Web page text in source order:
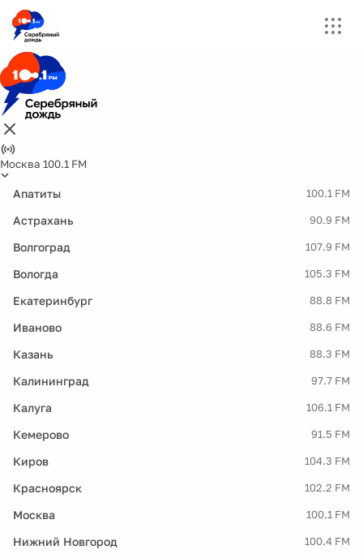
Москва 100.1 FM
Апатиты 100.1 FM
Астрахань 90.9 FM
Волгоград 107.9 FM
Вологда 105.3 FM
Екатеринбург 88.8 FM
Иваново 88.6 FM
Казань 88.3 FM
Калининград 97.7 FM
Калуга 106.1 FM
Кемерово 91.5 FM
Киров 104.3 FM
Красноярск 102.2 FM
Москва 100.1 FM
Нижний Новгород 100.4 FM